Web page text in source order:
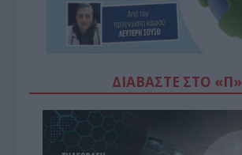
ΔΙΑΒΆΣΤΕ ΣΤΟ «Π»